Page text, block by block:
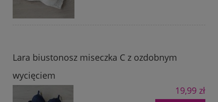
Lara biustonosz miseczka C z ozdobnym
wycięciem
19,99 zł